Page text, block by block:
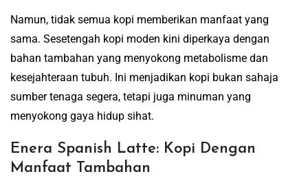
Namun, tidak semua kopi memberikan manfaat yang
sama. Sesetengah kopi moden kini diperkaya dengan
bahan tambahan yang menyokong metabolisme dan
kesejahteraan tubuh. Ini menjadikan kopi bukan sahaja
sumber tenaga segera, tetapi juga minuman yang
menyokong gaya hidup sihat.
Enera Spanish Latte: Kopi Dengan
Manfaat Tambahan